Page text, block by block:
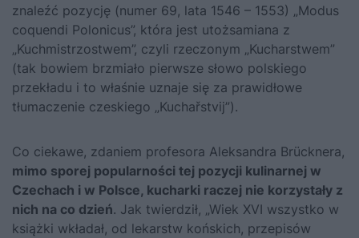
znaleźć pozycję (numer 69, lata 1546 – 1553) „Modus
coquendi Polonicus”, która jest utożsamiana z
„Kuchmistrzostwem”, czyli rzeczonym „Kucharstwem”
(tak bowiem brzmiało pierwsze słowo polskiego
przekładu i to właśnie uznaje się za prawidłowe
tłumaczenie czeskiego „Kuchařstvij”).
Co ciekawe, zdaniem profesora Aleksandra Brücknera,
mimo sporej popularności tej pozycji kulinarnej w
Czechach i w Polsce, kucharki raczej nie korzystały z
nich na co dzień. Jak twierdził, „Wiek XVI wszystko w
książki wkładał, od lekarstw końskich, przepisów